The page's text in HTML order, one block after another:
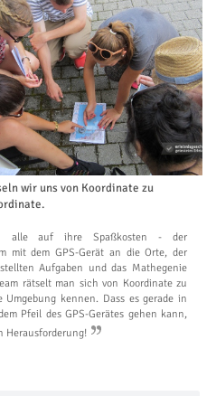
wir uns von Koordinate zu
alle auf ihre Spaßkosten - der
mit dem GPS-Gerät an die Orte, der
Aufgaben und das Mathegenie
rätselt man sich von Koordinate zu
kennen. Dass es gerade in
Pfeil des GPS-Gerätes gehen kann,
Herausforderung!